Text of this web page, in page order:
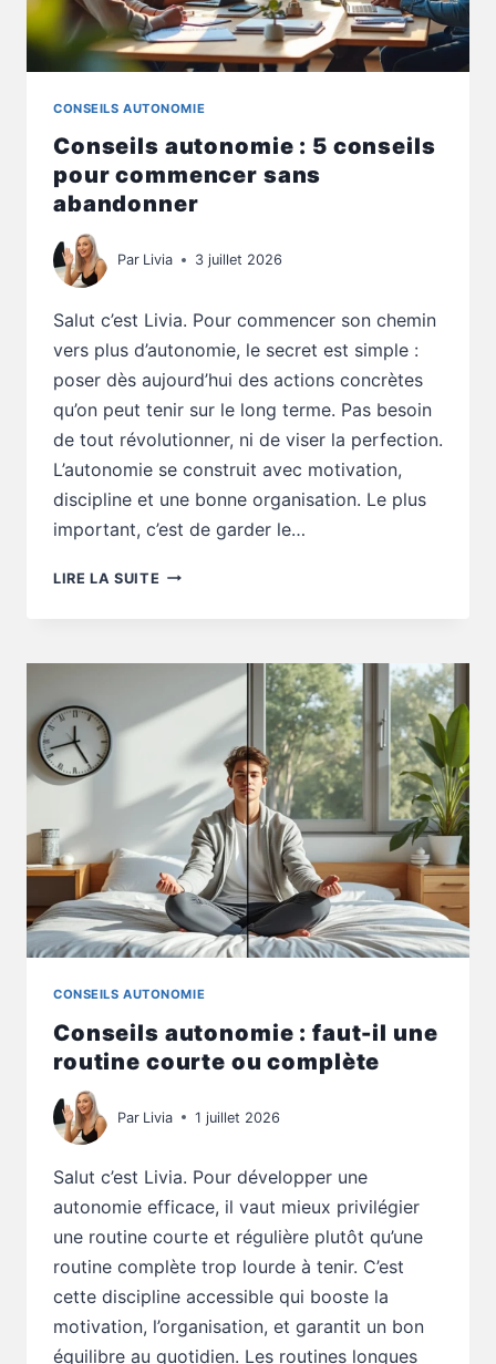
CONSEILS AUTONOMIE
Conseils autonomie : 5 conseils
pour commencer sans
abandonner
Par Livia 3 juillet 2026
Salut c’est Livia. Pour commencer son chemin
vers plus d’autonomie, le secret est simple :
poser dès aujourd’hui des actions concrètes
qu’on peut tenir sur le long terme. Pas besoin
de tout révolutionner, ni de viser la perfection.
L’autonomie se construit avec motivation,
discipline et une bonne organisation. Le plus
important, c’est de garder le…
LIRE LA SUITE CONSEILS
CONSEILS
COMMENCER
ABANDONNER
CONSEILS AUTONOMIE
Conseils autonomie : faut-il une
routine courte ou complète
Par Livia 1 juillet 2026
Salut c’est Livia. Pour développer une
autonomie efficace, il vaut mieux privilégier
une routine courte et régulière plutôt qu’une
routine complète trop lourde à tenir. C’est
cette discipline accessible qui booste la
motivation, l’organisation, et garantit un bon
équilibre au quotidien. Les routines longues